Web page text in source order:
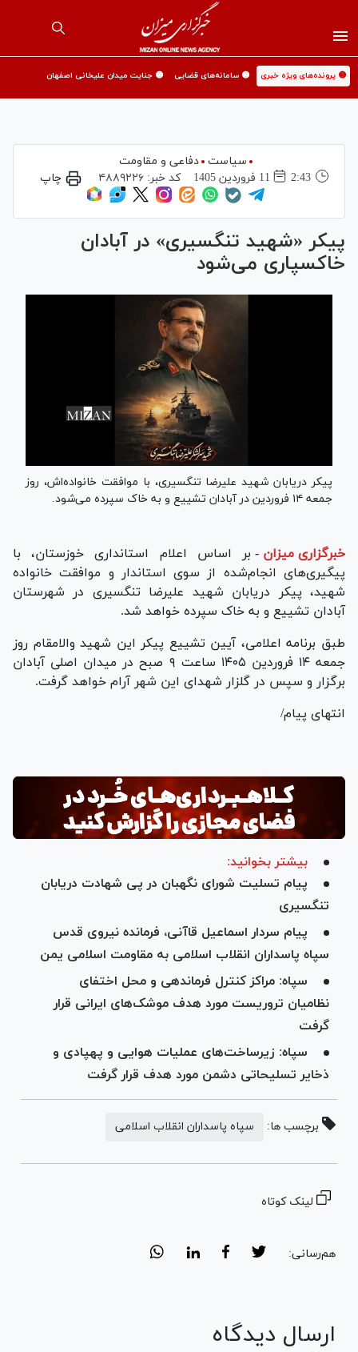
🟡 پرونده‌های ویژه خبری 🟡 سامانه‌های قضایی 🟡 جنایت میدان علیخانی اصفهان
سیاست
دفاعی و مقاومت
2:43
11 فروردين 1405 کد خبر:۴۸۸۹۲۲۶ چاپ
پیکر «شهید تنگسیری» در آبادان
خاکسپاری می‌شود
پیکر دریابان شهید علیرضا تنگسیری، با موافقت خانواده‌اش، روز
جمعه ۱۴ فروردین در آبادان تشییع و به خاک سپرده می‌شود.
خبرگزاری میزان - بر اساس اعلام استانداری خوزستان، با
پیگیری‌های انجام‌شده از سوی استاندار و موافقت خانواده
شهید، پیکر دریابان شهید علیرضا تنگسیری در شهرستان
آبادان تشییع و به خاک سپرده خواهد شد.
طبق برنامه اعلامی، آیین تشییع پیکر این شهید والامقام روز
جمعه ۱۴ فروردین ۱۴۰۵ ساعت ۹ صبح در میدان اصلی آبادان
برگزار و سپس در گلزار شهدای این شهر آرام خواهد گرفت.
انتهای پیام/
بیشتر بخوانید:
پیام تسلیت شورای نگهبان در پی شهادت دریابان
تنگسیری
پیام سردار اسماعیل قاآنی، فرمانده نیروی قدس
سپاه پاسداران انقلاب اسلامی به مقاومت اسلامی یمن
سپاه: مراکز کنترل فرماندهی و محل اختفای
نظامیان تروریست مورد هدف موشک‌های ایرانی قرار
گرفت
سپاه: زیرساخت‌های عملیات هوایی و پهپادی و
ذخایر تسلیحاتی دشمن مورد هدف قرار گرفت
برچسب ها: سپاه پاسداران انقلاب اسلامی
لینک کوتاه
هم‌رسانی:
ارسال دیدگاه